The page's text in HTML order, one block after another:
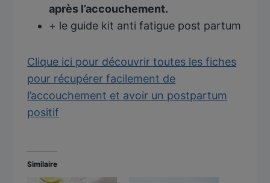
après l’accouchement.
+ le guide kit anti fatigue post partum
Clique ici pour découvrir toutes les fiches
pour récupérer facilement de
l’accouchement et avoir un postpartum
positif
Similaire